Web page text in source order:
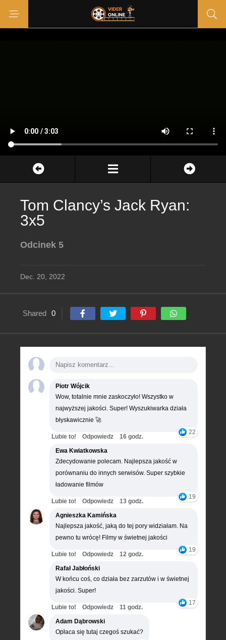
Tom Clancy’s Jack Ryan:
3x5
Odcinek 5
Dec. 20, 2022
Shared 0
Piotr Wójcik
Wow, totalnie mnie zaskoczyło! Wszystko w
najwyższej jakości. Super! Wyszukiwarka działa
błyskawicznie 🚀
22
Lubie to! Odpowiedz
16 godz.
Ewa Kwiatkowska
Zdecydowanie polecam. Najlepsza jakość w
porównaniu do innych serwisów. Super szybkie
ładowanie filmów
19
Lubie to! Odpowiedz
13 godz.
Agnieszka Kamińska
Najlepsza jakość, jaką do tej pory widziałam. Na
pewno tu wrócę! Filmy w świetnej jakości
19
Lubie to! Odpowiedz
12 godz.
Rafał Jabłoński
W końcu coś, co działa bez zarzutów i w świetnej
jakości. Super!
17
Lubie to! Odpowiedz
11 godz.
Adam Dąbrowski
Opłaca się tutaj czegoś szukać?